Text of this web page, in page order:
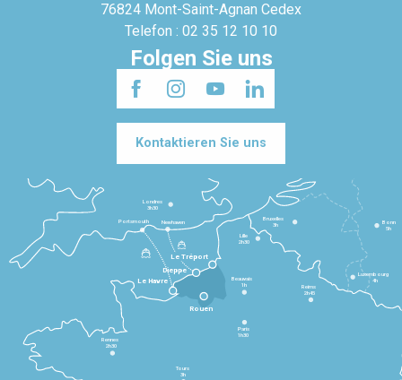
76824 Mont-Saint-Agnan Cedex
Telefon : 02 35 12 10 10
Folgen Sie uns
Kontaktieren Sie uns
Le Havre
Dieppe
Le Tréport
Rennes
2h30
Tours
3h
Paris
1h30
Beauvais
1h
Reims
2h45
Lille
2h30
Bruxelles
3h
Londres
3h30
Newhaven
Portsmouth
Bonn
5h
Luxembourg
4h
Rouen